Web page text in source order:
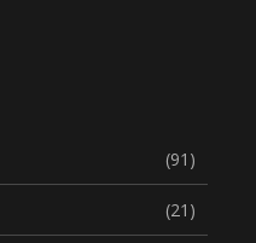
(91)
(21)